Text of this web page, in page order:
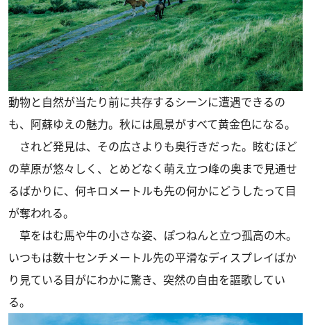
動物と自然が当たり前に共存するシーンに遭遇できるの
も、阿蘇ゆえの魅力。秋には風景がすべて黄金色になる。
されど発見は、その広さよりも奥行きだった。眩むほど
の草原が悠々しく、とめどなく萌え立つ峰の奥まで見通せ
るばかりに、何キロメートルも先の何かにどうしたって目
が奪われる。
草をはむ馬や牛の小さな姿、ぽつねんと立つ孤高の木。
いつもは数十センチメートル先の平滑なディスプレイばか
り見ている目がにわかに驚き、突然の自由を謳歌してい
る。